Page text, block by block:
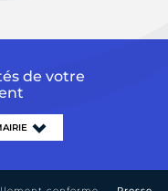
de votre